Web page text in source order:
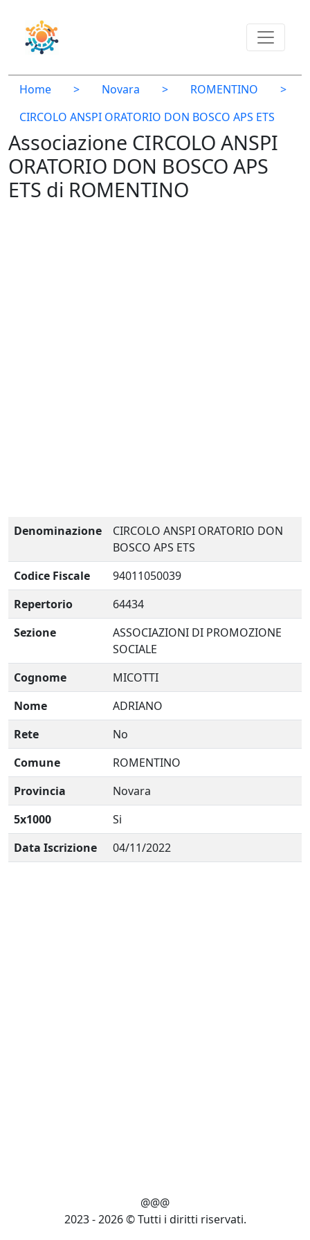
Home > Novara > ROMENTINO
>
CIRCOLO ANSPI ORATORIO DON BOSCO APS ETS
Associazione CIRCOLO ANSPI
ORATORIO DON BOSCO APS
ETS di ROMENTINO
Denominazione
CIRCOLO ANSPI ORATORIO DON
BOSCO APS ETS
Codice Fiscale
94011050039
Repertorio
64434
Sezione
ASSOCIAZIONI DI PROMOZIONE
SOCIALE
Cognome
MICOTTI
Nome
ADRIANO
Rete
No
Comune
ROMENTINO
Provincia
Novara
5x1000
Si
Data Iscrizione
04/11/2022
@@@
2023 - 2026 © Tutti i diritti riservati.